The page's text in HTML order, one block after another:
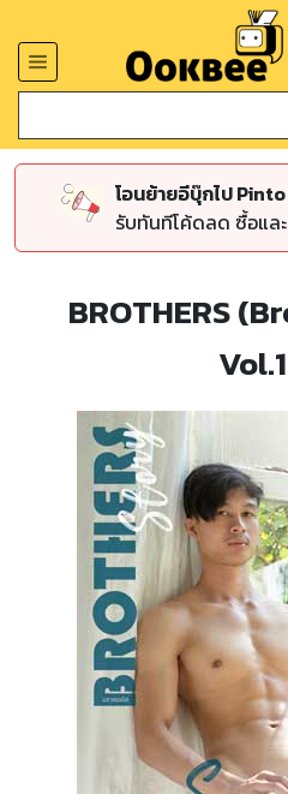
โอนย้ายอีบุ๊กไป
รับทันทีโค้ดลด ซื้อแล
BROTHERS